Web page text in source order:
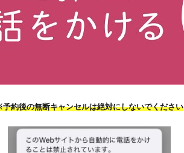
約後の無断キャンセルは絶対にしないでください